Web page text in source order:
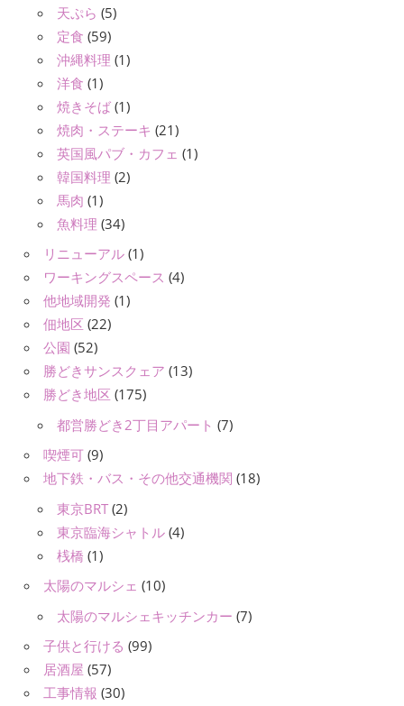
天ぷら (5)
定食 (59)
沖縄料理 (1)
洋食 (1)
焼きそば (1)
焼肉・ステーキ (21)
英国風パブ・カフェ (1)
韓国料理 (2)
馬肉 (1)
魚料理 (34)
リニューアル (1)
ワーキングスペース (4)
他地域開発 (1)
佃地区 (22)
公園 (52)
勝どきサンスクェア (13)
勝どき地区 (175)
都営勝どき2丁目アパート (7)
喫煙可 (9)
地下鉄・バス・その他交通機関 (18)
東京BRT (2)
東京臨海シャトル (4)
桟橋 (1)
太陽のマルシェ (10)
太陽のマルシェキッチンカー (7)
子供と行ける (99)
居酒屋 (57)
工事情報 (30)